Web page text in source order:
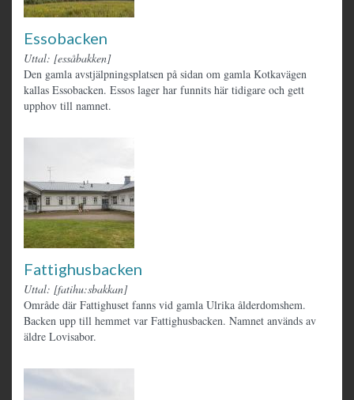
Essobacken
Uttal: [essåbakken]
Den gamla avstjälpningsplatsen på sidan om gamla Kotkavägen
kallas Essobacken. Essos lager har funnits här tidigare och gett
upphov till namnet.
Fattighusbacken
Uttal: [fatihu:sbakkan]
Område där Fattighuset fanns vid gamla Ulrika ålderdomshem.
Backen upp till hemmet var Fattighusbacken. Namnet används av
äldre Lovisabor.